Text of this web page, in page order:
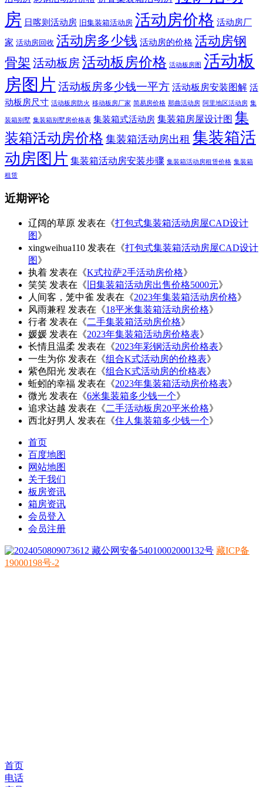
房 日喀则活动房 旧集装箱活动房 活动房价格 活动房厂
家 活动房回收 活动房多少钱 活动房的价格 活动房钢
骨架 活动板房活动板房价格 活动板房图 活动板
房图片 活动板房多少钱一平方 活动板房安装图解 活
动板房尺寸 活动板房防火 移动板房厂家 简易房价格 那曲活动房 阿里地区活动房 集
装箱别墅 集装箱别墅房价格表 集装箱式活动房 集装箱房屋设计图 集
装箱活动房价格 集装箱活动房出租 集装箱活
动房图片 集装箱活动房安装步骤 集装箱活动房租赁价格 集装箱
租赁
近期评论
辽阔的草原 发表在《打包式集装箱活动房屋CAD设计
图》
xingweihua110 发表在《打包式集装箱活动房屋CAD设计
图》
执着 发表在《K式拉萨2手活动房价格》
笑笑 发表在《 旧集装箱活动房出售价格5000元》
人间客，笼中雀 发表在《2023年集装箱活动房价格》
风雨兼程 发表在《18平米集装箱活动房价格》
行者 发表在《二手集装箱活动房价格》
媛媛 发表在《2023年集装箱活动房价格表》
长情且温柔 发表在《2023年彩钢活动房价格表》
一生为你 发表在《组合K式活动房的价格表》
紫色阳光 发表在《组合K式活动房的价格表》
蚯蚓的幸福 发表在《2023年集装箱活动房价格表》
微光 发表在《6米集装箱多少钱一个》
追求达越 发表在《二手活动板房20平米价格》
西北好男人 发表在《住人集装箱多少钱一个》
首页
百度地图
网站地图
关于我们
板房资讯
箱房资讯
会员登入
会员注册
藏公网安备54010002000132号 藏ICP备
19000198号-2
首页
电话